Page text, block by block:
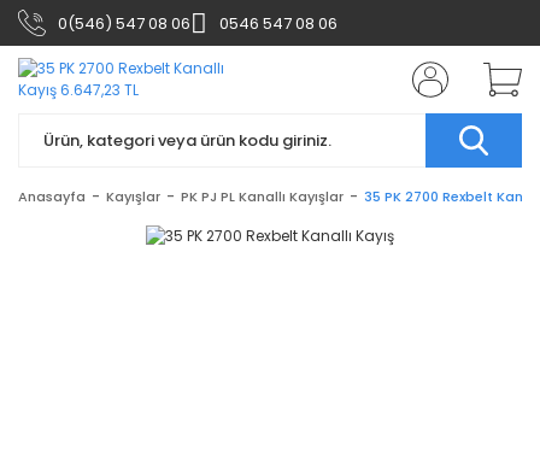
0(546) 547 08 06 0546 547 08 06
Anasayfa Kayışlar PK PJ PL Kanallı Kayışlar 35 PK 2700 Rexbelt